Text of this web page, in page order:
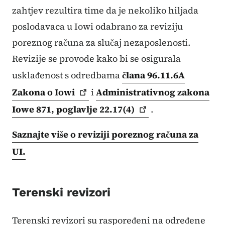
zahtjev rezultira time da je nekoliko hiljada
poslodavaca u Iowi odabrano za reviziju
poreznog računa za slučaj nezaposlenosti.
Revizije se provode kako bi se osigurala
usklađenost s odredbamačlana 96.11.6A
Zakona oIowi iAdministrativnog zakona
Iowe 871, poglavlje 22.17(4)
.
Saznajte više o reviziji poreznog računa za
UI.
Terenski revizori
Terenski revizori su raspoređeni na određene